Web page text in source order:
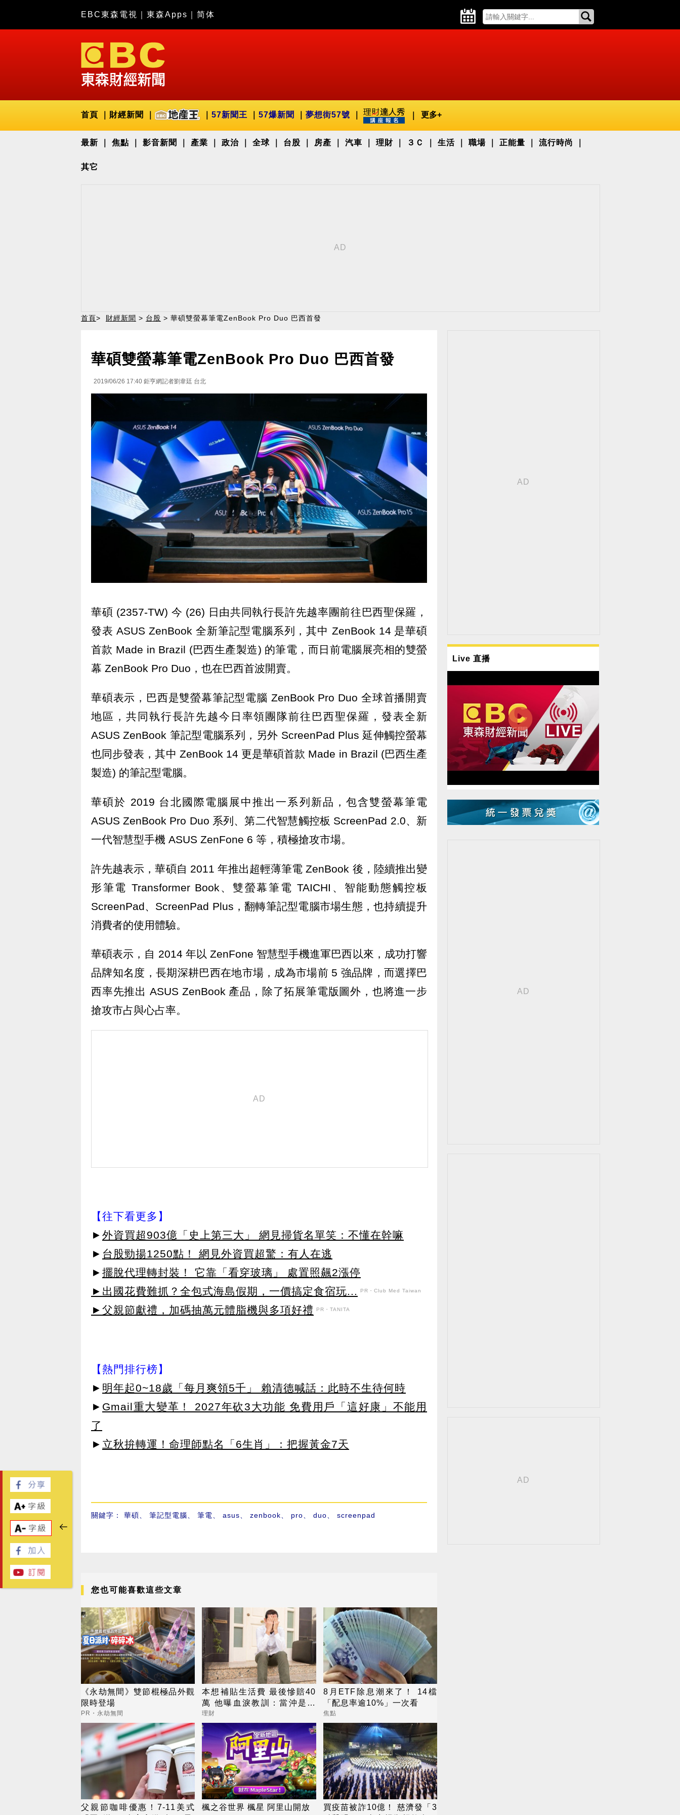
EBC東森電視 東森Apps 简体
首頁 財經新聞 57新聞王 57爆新聞 夢想街57號 更多+
最新 焦點 影音新聞 產業 政治 全球 台股 房產 汽車 理財 ３Ｃ 生活 職場 正能量 流行時尚
其它
首頁> 財經新聞 > 台股 > 華碩雙螢幕筆電ZenBook Pro Duo 巴西首發
華碩雙螢幕筆電ZenBook Pro Duo 巴西首發
2019/06/26 17:40 鉅亨網記者劉韋廷 台北
華碩 (2357-TW) 今 (26) 日由共同執行長許先越率團前往巴西聖保羅，
發表 ASUS ZenBook 全新筆記型電腦系列，其中 ZenBook 14 是華碩
首款 Made in Brazil (巴西生產製造) 的筆電，而日前電腦展亮相的雙螢
幕 ZenBook Pro Duo，也在巴西首波開賣。
華碩表示，巴西是雙螢幕筆記型電腦 ZenBook Pro Duo 全球首播開賣
地區，共同執行長許先越今日率領團隊前往巴西聖保羅，發表全新
ASUS ZenBook 筆記型電腦系列，另外 ScreenPad Plus 延伸觸控螢幕
也同步發表，其中 ZenBook 14 更是華碩首款 Made in Brazil (巴西生產
製造) 的筆記型電腦。
華碩於 2019 台北國際電腦展中推出一系列新品，包含雙螢幕筆電
ASUS ZenBook Pro Duo 系列、第二代智慧觸控板 ScreenPad 2.0、新
一代智慧型手機 ASUS ZenFone 6 等，積極搶攻市場。
許先越表示，華碩自 2011 年推出超輕薄筆電 ZenBook 後，陸續推出變
形筆電 Transformer Book、雙螢幕筆電 TAICHI、智能動態觸控板
ScreenPad、ScreenPad Plus，翻轉筆記型電腦市場生態，也持續提升
消費者的使用體驗。
華碩表示，自 2014 年以 ZenFone 智慧型手機進軍巴西以來，成功打響
品牌知名度，長期深耕巴西在地市場，成為市場前 5 強品牌，而選擇巴
西率先推出 ASUS ZenBook 產品，除了拓展筆電版圖外，也將進一步
搶攻市占與心占率。
【往下看更多】
► 外資買超903億「史上第三大」 網見掃貨名單笑：不懂在幹嘛
► 台股勁揚1250點！ 網見外資買超驚：有人在逃
► 擺脫代理轉封裝！ 它靠「看穿玻璃」 處置照飆2漲停
►出國花費難抓？全包式海島假期，一價搞定食宿玩...
PR・Club Med Taiwan
►父親節獻禮，加碼抽萬元體脂機與多項好禮 PR・TANITA
【熱門排行榜】
► 明年起0~18歲「每月爽領5千」 賴清德喊話：此時不生待何時
► Gmail重大變革！ 2027年砍3大功能 免費用戶「這好康」不能用
了
► 立秋拚轉運！命理師點名「6生肖」：把握黃金7天
關鍵字： 華碩、 筆記型電腦、 筆電、 asus、 zenbook、 pro、 duo、 screenpad
您也可能喜歡這些文章
《永劫無間》雙節棍極品外觀
限時登場
PR・永劫無間
本想補貼生活費 最後慘賠40
萬 他曝血淚教訓：當沖是毒
藥
理財
8月ETF除息潮來了！ 14檔
「配息率逾10%」一次看
焦點
父親節咖啡優惠！7-11美式
楓之谷世界 楓星 阿里山開放
買疫苗被詐10億！ 慈濟發「3
Live 直播